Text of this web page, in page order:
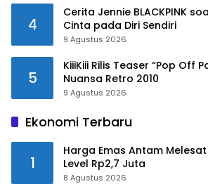
4
Cerita Jennie BLACKPINK
Cinta pada Diri Sendiri
9 Agustus 2026
5
KiiiKiii Rilis Teaser “Pop Off
Nuansa Retro 2010
9 Agustus 2026
Ekonomi Terbaru
1
Harga Emas Antam
Level Rp2,7 Juta
8 Agustus 2026